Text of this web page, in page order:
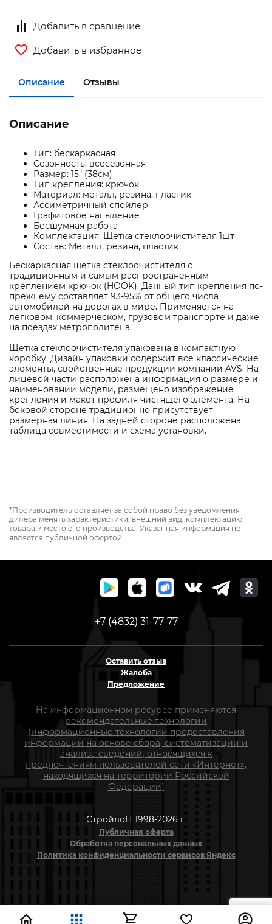
Добавить в сравнение
Добавить в избранное
Описание Отзывы
Описание
Тип: бескаркасная
Сезонность: всесезонная
Размер: 15" (38см)
Тип крепления: крючок
Материал: металл, резина, пластик
Ассиметричный спойлер
Графитовое напыление
Бесшумная работа
Комплектация: Щетка стеклоочистителя 1шт
Состав: Металл, резина, пластик
Бескаркасная щетка стеклоочистителя с
традиционным и самым распространенным
креплением крючок (HOOK). Данный тип крепления по-
прежнему составляет 93-95% от общего числа
автомобилей на дорогах в мире. Применяется на
легковом, коммерческом, грузовом транспорте и даже
на поездах метрополитена.
Щетка стеклоочистителя упакована в компактную
коробку. Дизайн упаковки содержит все классические
элементы, свойственные продукции компании AVS. На
лицевой части расположена информация о размере и
наименовании модели, размещено изображение
крепления и макет профиля чистящего элемента. На
боковой стороне традиционно присутствует
размерная линия. На задней стороне расположена
таблица совместимости и схема установки.
*Производитель оставляет за собой право без уведомления
дилера менять характеристики, внешний вид, комплектацию
товара и место его производства. Указанная информация не
является публичной офертой
+7 (4832) 31-77-77
Оставить отзыв
Жалоба
Предложение
На информационном ресурсе применяются
рекомендательные технологии
(информационные технологии предоставления
информации на основе сбора, систематизации и
анализа сведений, относящихся к
предпочтениям пользователей сети «Интернет»,
находящихся на территории Российской
Федерации)
СтройлоН 1998-2026 г.
Публичная оферта
Обработка персональных данных
Политика конфиденциальности сервисов Яндекс